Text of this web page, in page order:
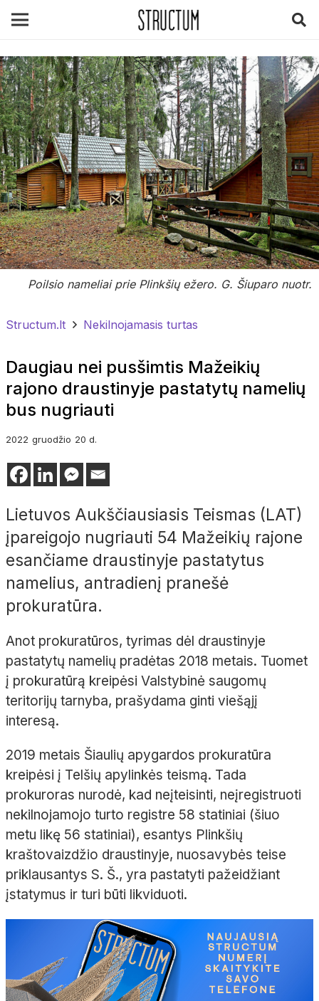
Poilsio nameliai prie Plinkšių ežero. G. Šiuparo nuotr.
Structum.lt Nekilnojamasis turtas
Daugiau nei pusšimtis Mažeikių
rajono draustinyje pastatytų namelių
bus nugriauti
2022 gruodžio 20 d.
Lietuvos Aukščiausiasis Teismas (LAT)
įpareigojo nugriauti 54 Mažeikių rajone
esančiame draustinyje pastatytus
namelius, antradienį pranešė
prokuratūra.
Anot prokuratūros, tyrimas dėl draustinyje
pastatytų namelių pradėtas 2018 metais. Tuomet
į prokuratūrą kreipėsi Valstybinė saugomų
teritorijų tarnyba, prašydama ginti viešąjį
interesą.
2019 metais Šiaulių apygardos prokuratūra
kreipėsi į Telšių apylinkės teismą. Tada
prokuroras nurodė, kad neįteisinti, neįregistruoti
nekilnojamojo turto registre 58 statiniai (šiuo
metu likę 56 statiniai), esantys Plinkšių
kraštovaizdžio draustinyje, nuosavybės teise
priklausantys S. Š., yra pastatyti pažeidžiant
įstatymus ir turi būti likviduoti.